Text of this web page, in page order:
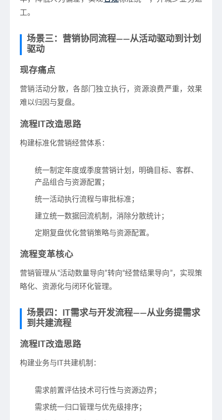
工。
场景三：营销协同流程——从活动驱动到计划
驱动
现存痛点
营销活动分散，各部门独立执行，资源浪费严重，效果
难以归因与复盘。
流程IT改造思路
构建标准化营销经营体系：
统一制定年度或季度营销计划，明确目标、客群、
产品组合与资源配置；
统一活动执行流程与审批标准；
建立统一数据回流机制，消除分散统计；
定期复盘优化营销策略与资源配置。
流程变革核心
营销管理从“活动数量导向”转向“经营结果导向”，实现策
略化、资源化与闭环化管理。
场景四：IT需求与开发流程——从业务提需求
到共建流程
流程IT改造思路
构建业务与IT共建机制：
需求前置评估技术可行性与资源边界；
需求统一归口管理与优先级排序；